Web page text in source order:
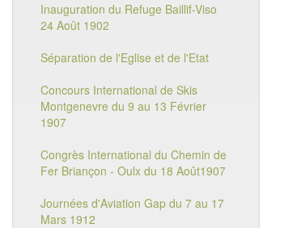
Inauguration du Refuge Baillif-Viso
24 Août 1902
Séparation de l'Eglise et de l'Etat
Concours International de Skis
Montgenevre du 9 au 13 Février
1907
Congrès International du Chemin de
Fer Briançon - Oulx du 18 Août1907
Journées d'Aviation Gap du 7 au 17
Mars 1912